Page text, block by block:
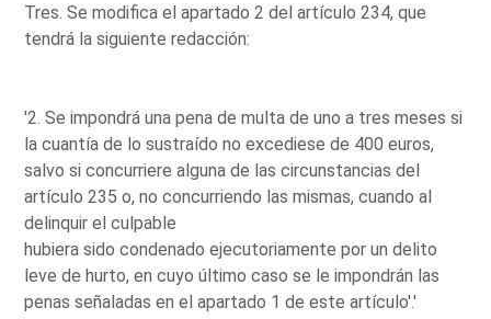
Tres. Se modifica el apartado 2 del artículo 234, que
tendrá la siguiente redacción:
'2. Se impondrá una pena de multa de uno a tres meses si
la cuantía de lo sustraído no excediese de 400 euros,
salvo si concurriere alguna de las circunstancias del
artículo 235 o, no concurriendo las mismas, cuando al
delinquir el culpable
hubiera sido condenado ejecutoriamente por un delito
leve de hurto, en cuyo último caso se le impondrán las
penas señaladas en el apartado 1 de este artículo'.'